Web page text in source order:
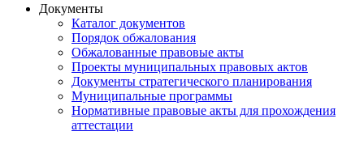
Документы
Каталог документов
Порядок обжалования
Обжалованные правовые акты
Проекты муниципальных правовых актов
Документы стратегического планирования
Муниципальные программы
Нормативные правовые акты для прохождения
аттестации